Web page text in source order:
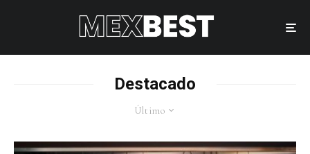
Destacado
Último